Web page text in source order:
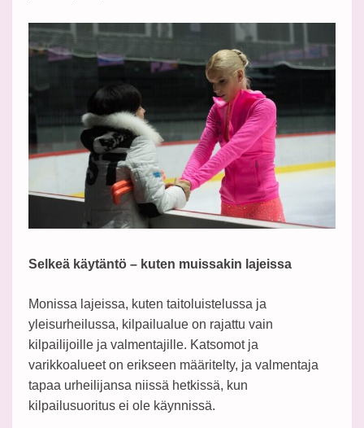
Selkeä käytäntö – kuten muissakin lajeissa
Monissa lajeissa, kuten taitoluistelussa ja
yleisurheilussa, kilpailualue on rajattu vain
kilpailijoille ja valmentajille. Katsomot ja
varikkoalueet on erikseen määritelty, ja valmentaja
tapaa urheilijansa niissä hetkissä, kun
kilpailusuoritus ei ole käynnissä.